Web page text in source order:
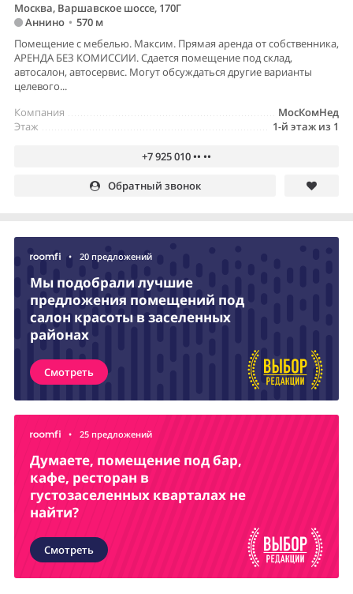
Москва, Варшавское шоссе, 170Г
Аннино • 570 м
Помещение с мебелью. Максим. Прямая аренда от собственника,
АРЕНДА БЕЗ КОМИССИИ. Сдается помещение под склад,
автосалон, автосервис. Могут обсуждаться другие варианты
целевого...
МосКомНед
Компания
1-й этаж из 1
Этаж
+7 925 010 •• ••
Обратный звонок
• 20 предложений
Мы подобрали лучшие
предложения помещений под
салон красоты в заселенных
районах
Смотреть
• 25 предложений
Думаете, помещение под бар,
кафе, ресторан в
густозаселенных кварталах не
найти?
Смотреть